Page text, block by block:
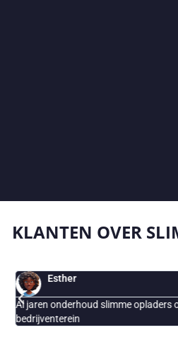
KLANTEN OVER
Esther
Al jaren onderhoud slimme opladers
bedrijventerein